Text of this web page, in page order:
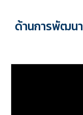
ด้านการพัฒนา